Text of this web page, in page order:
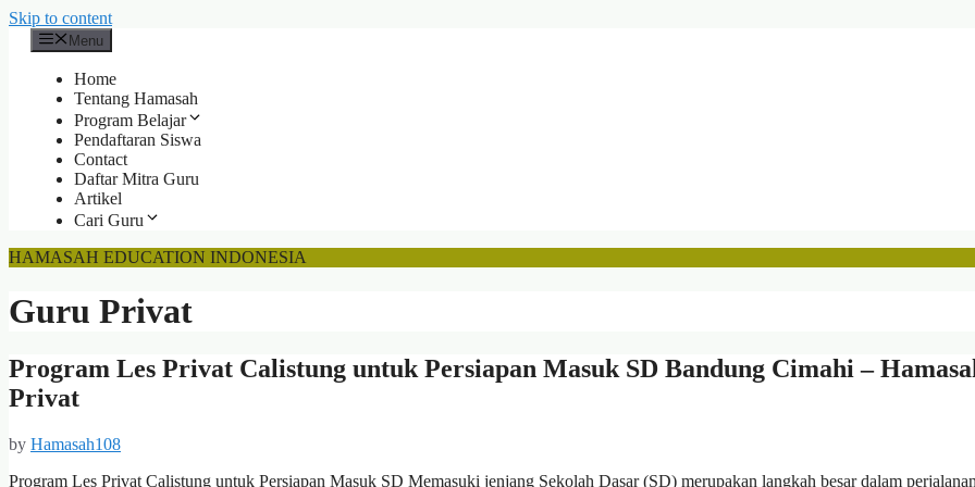
Skip to content
Menu
Home
Tentang Hamasah
Program Belajar
Pendaftaran Siswa
Contact
Daftar Mitra Guru
Artikel
Cari Guru
HAMASAH EDUCATION INDONESIA
Guru Privat
Program Les Privat Calistung untuk Persiapan Masuk SD Bandung Cimahi –
Privat
by Hamasah108
Program Les Privat Calistung untuk Persiapan Masuk SD Memasuki jenjang Sekolah Dasar (SD) merupakan langkah besar dalam